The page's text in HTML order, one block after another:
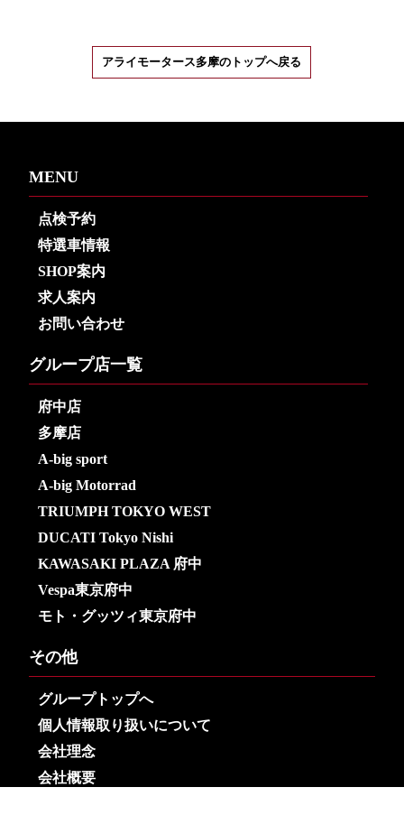
アライモータース多摩のトップへ戻る
MENU
点検予約
特選車情報
SHOP案内
求人案内
お問い合わせ
グループ店一覧
府中店
多摩店
A-big sport
A-big Motorrad
TRIUMPH TOKYO WEST
DUCATI Tokyo Nishi
KAWASAKI PLAZA 府中
Vespa東京府中
モト・グッツィ東京府中
その他
グループトップへ
個人情報取り扱いについて
会社理念
会社概要